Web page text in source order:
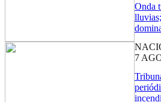
Onda
7